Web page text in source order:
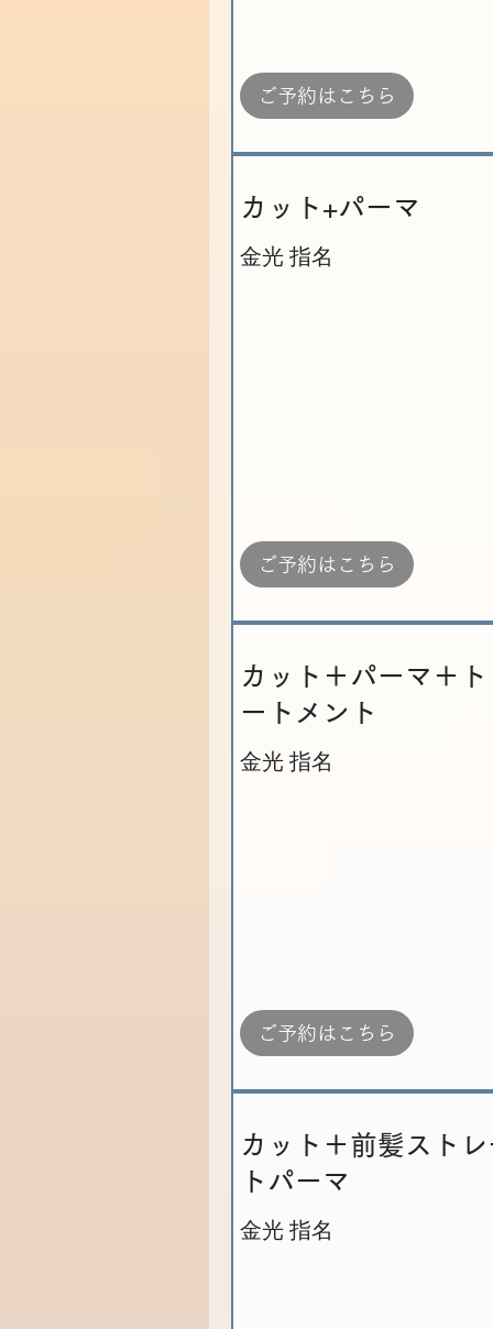
ご予約はこちら
カット+パーマ
金光 指名
ご予約はこちら
カット＋パーマ＋
ートメント
金光 指名
ご予約はこちら
カット＋前髪スト
トパーマ
金光 指名